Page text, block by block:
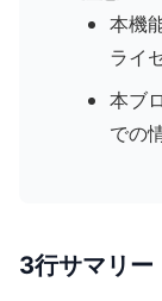
本機
ライ
本ブ
での
3行サマリー